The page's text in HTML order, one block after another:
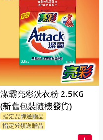
潔霸亮彩洗衣粉 2.5KG
(新舊包裝隨機發貨)
指定品牌送贈品
指定分類送贈品